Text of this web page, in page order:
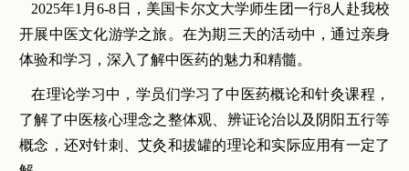
2025年1月6-8日，美国卡尔文大学师生团一行8人赴我校
开展中医文化游学之旅。在为期三天的活动中，通过亲身
体验和学习，深入了解中医药的魅力和精髓。
在理论学习中，学员们学习了中医药概论和针灸课程，
了解了中医核心理念之整体观、辨证论治以及阴阳五行等
概念，还对针刺、艾灸和拔罐的理论和实际应用有一定了